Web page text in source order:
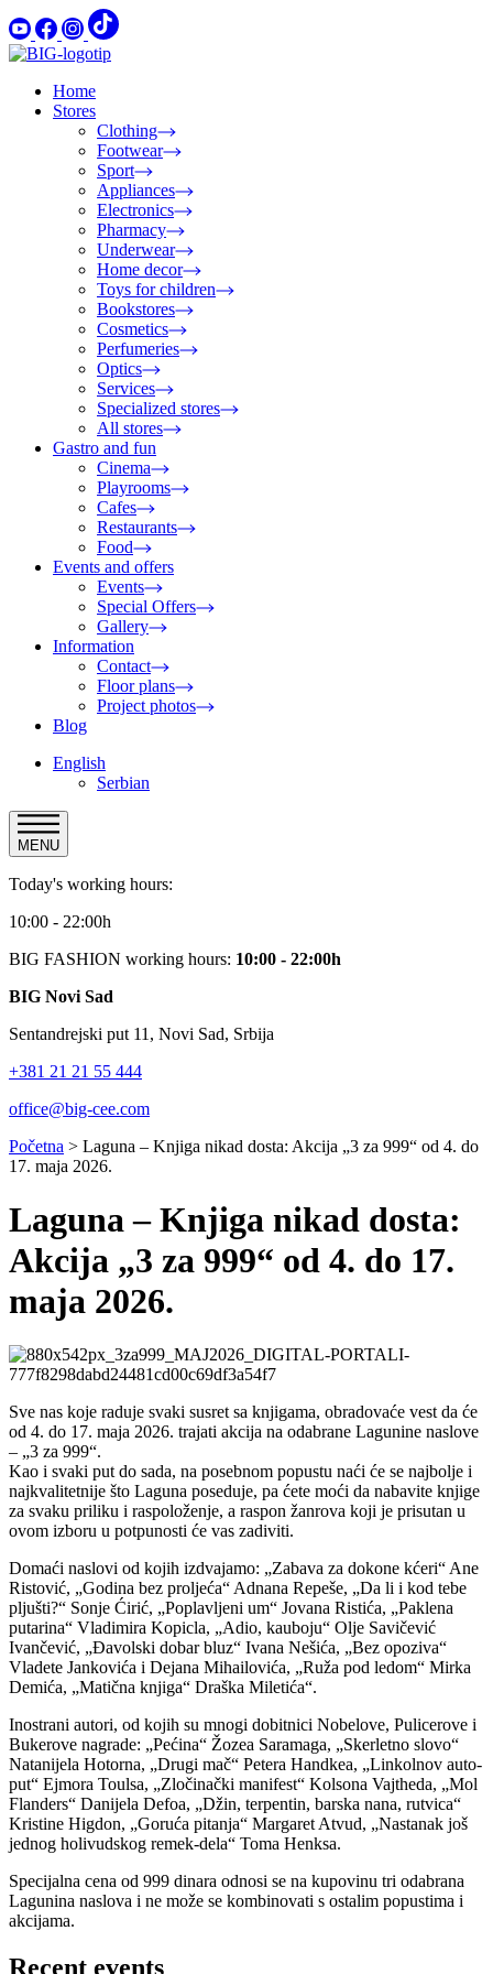
Home
Stores
Clothing
Footwear
Sport
Appliances
Electronics
Pharmacy
Underwear
Home decor
Toys for children
Bookstores
Cosmetics
Perfumeries
Optics
Services
Specialized stores
All stores
Gastro and fun
Cinema
Playrooms
Cafes
Restaurants
Food
Events and offers
Events
Special Offers
Gallery
Information
Contact
Floor plans
Project photos
Blog
English
Serbian
MENU
Today's working hours:
10:00 - 22:00h
BIG FASHION working hours: 10:00 - 22:00h
BIG Novi Sad
Sentandrejski put 11, Novi Sad, Srbija
+381 21 21 55 444
office@big-cee.com
Početna > Laguna – Knjiga nikad dosta: Akcija „3 za 999“ od 4. do
17. maja 2026.
Laguna – Knjiga nikad dosta:
Akcija „3 za 999“ od 4. do 17.
maja 2026.
Sve nas koje raduje svaki susret sa knjigama, obradovaće vest da će
od 4. do 17. maja 2026. trajati akcija na odabrane Lagunine naslove
– „3 za 999“.
Kao i svaki put do sada, na posebnom popustu naći će se najbolje i
najkvalitetnije što Laguna poseduje, pa ćete moći da nabavite knjige
za svaku priliku i raspoloženje, a raspon žanrova koji je prisutan u
ovom izboru u potpunosti će vas zadiviti.
Domaći naslovi od kojih izdvajamo: „Zabava za dokone kćeri“ Ane
Ristović, „Godina bez proljeća“ Adnana Repeše, „Da li i kod tebe
pljušti?“ Sonje Ćirić, „Poplavljeni um“ Jovana Ristića, „Paklena
putarina“ Vladimira Kopicla, „Adio, kauboju“ Olje Savičević
Ivančević, „Đavolski dobar bluz“ Ivana Nešića, „Bez opoziva“
Vladete Jankovića i Dejana Mihailovića, „Ruža pod ledom“ Mirka
Demića, „Matična knjiga“ Draška Miletića“.
Inostrani autori, od kojih su mnogi dobitnici Nobelove, Pulicerove i
Bukerove nagrade: „Pećina“ Žozea Saramaga, „Skerletno slovo“
Natanijela Hotorna, „Drugi mač“ Petera Handkea, „Linkolnov auto-
put“ Ejmora Toulsa, „Zločinački manifest“ Kolsona Vajtheda, „Mol
Flanders“ Danijela Defoa, „Džin, terpentin, barska nana, rutvica“
Kristine Higdon, „Goruća pitanja“ Margaret Atvud, „Nastanak još
jednog holivudskog remek-dela“ Toma Henksa.
Specijalna cena od 999 dinara odnosi se na kupovinu tri odabrana
Lagunina naslova i ne može se kombinovati s ostalim popustima i
akcijama.
Recent events